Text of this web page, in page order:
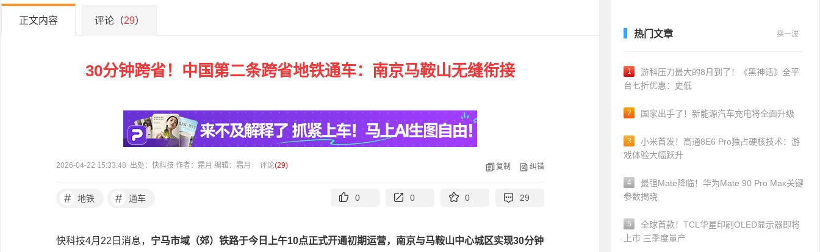
正文内容 评论（29）
30分钟跨省！中国第二条跨省地铁通车：南京马鞍山无缝衔接
2026-04-22 15:33:48 出处：快科技 作者：霜月 编辑：霜月 评论(29) 复制 纠错
# 地铁 # 通车 0 0 0 29
快科技4月22日消息， 宁马市域（郊）铁路于今日上午10点正式开通初期运营，南京与马鞍山中心城区实现30分钟
热门文章 换一波
1
游科压力最大的8月到了！《黑神话》全平
台七折优惠：史低
2 国家出手了！新能源汽车充电将全面升级
3
小米首发！高通8E6 Pro独占硬核技术：游
戏体验大幅跃升
4
最强Mate降临！华为Mate 90 Pro Max关键
参数揭晓
5
全球首款！TCL华星印刷OLED显示器即将
上市 三季度量产